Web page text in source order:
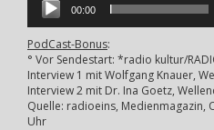
00:00
PodCast-Bonus:
° Vor Sendestart: *radio kultur/
Interview 1 mit Wolfgang Knauer,
Interview 2 mit Dr. Ina Goetz,
Quelle: radioeins, Medienmagazin,
Uhr